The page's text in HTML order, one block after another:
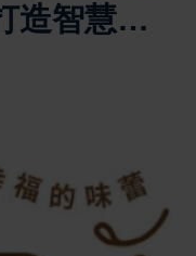
造智慧淨